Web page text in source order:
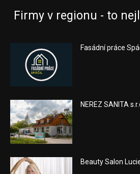
Firmy v regionu - to
Fasádní práce
NEREZ SANITA
Beauty Salon